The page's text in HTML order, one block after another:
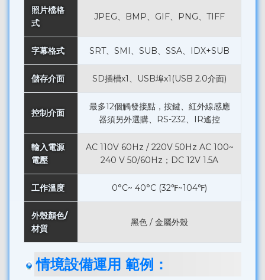
照片檔格
式
JPEG、BMP、GIF、PNG、TIFF
字幕格式 SRT、SMI、SUB、SSA、IDX+SUB
儲存介面 SD插槽x1、USB埠x1(USB 2.0介面)
控制介面
最多12個觸發接點，按鍵、紅外線感應
器須另外選購、RS-232、IR遙控
輸入電源
電壓
AC 110V 60Hz / 220V 50Hz AC 100~
240 V 50/60Hz；DC 12V 1.5A
工作溫度 0°C~ 40°C (32℉~104℉)
外殼顏色/
材質
黑色 / 金屬外殼
情境設備運用 範例：